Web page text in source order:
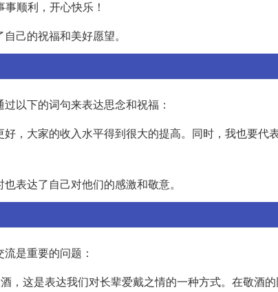
顺利，开心快乐！
己的祝福和美好愿望。
以下的词句来表达思念和祝福：
，大家的收入水平得到很大的提高。同时，我也要代
表达了自己对他们的感激和敬意。
是重要的问题：
这是表达我们对长辈爱戴之情的一种方式。在敬酒的